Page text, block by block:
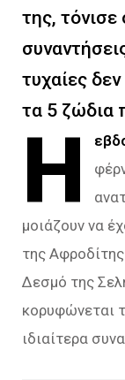
της, τόνισε
τυχαίες δεν
τα 5 ζώδια
Η
μοιάζουν να
της
Δεσμό της
κορυφώνεται
ιδιαίτερα